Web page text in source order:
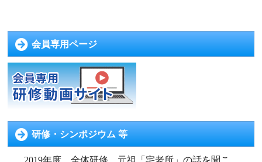
会員専用ページ
研修・シンポジウム 等
2019年度 全体研修 元祖「宅老所」の話を聞こ